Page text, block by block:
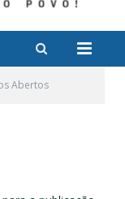
Abertos